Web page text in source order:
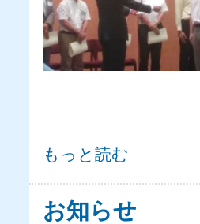
優秀成果賞の受賞 （平成28年度 河
もっと読む
お知らせ